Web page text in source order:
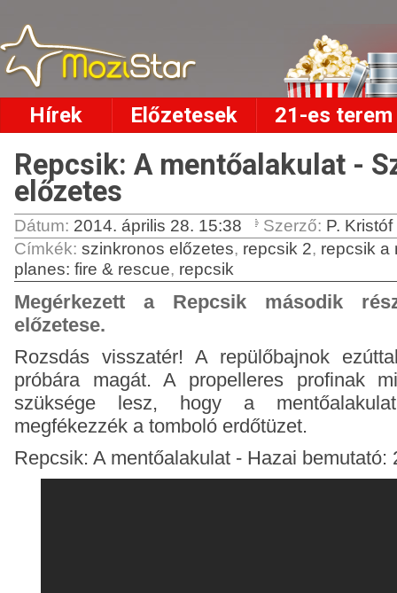
Hírek Előzetesek 21-es terem
Repcsik: A mentőalakulat -
előzetes
Dátum: 2014. április 28. 15:38 Szerző: P. Kristóf
Címkék: szinkronos előzetes, repcsik 2, repcsik a
planes: fire & rescue, repcsik
Megérkezett a Repcsik második
előzetese.
Rozsdás visszatér! A repülőbajnok
próbára magát. A propelleres profinak
szüksége lesz, hogy a
megfékezzék a tomboló erdőtüzet.
Repcsik: A mentőalakulat - Hazai bemutató: